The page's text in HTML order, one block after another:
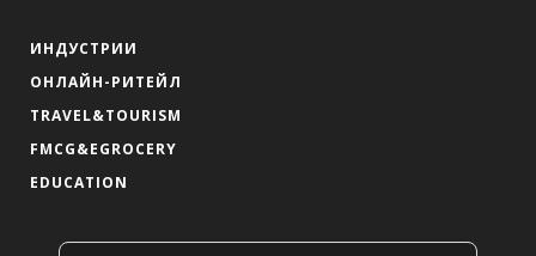
ИНДУСТРИИ
ОНЛАЙН-РИТЕЙЛ
TRAVEL&TOURISM
FMCG&EGROCERY
EDUCATION